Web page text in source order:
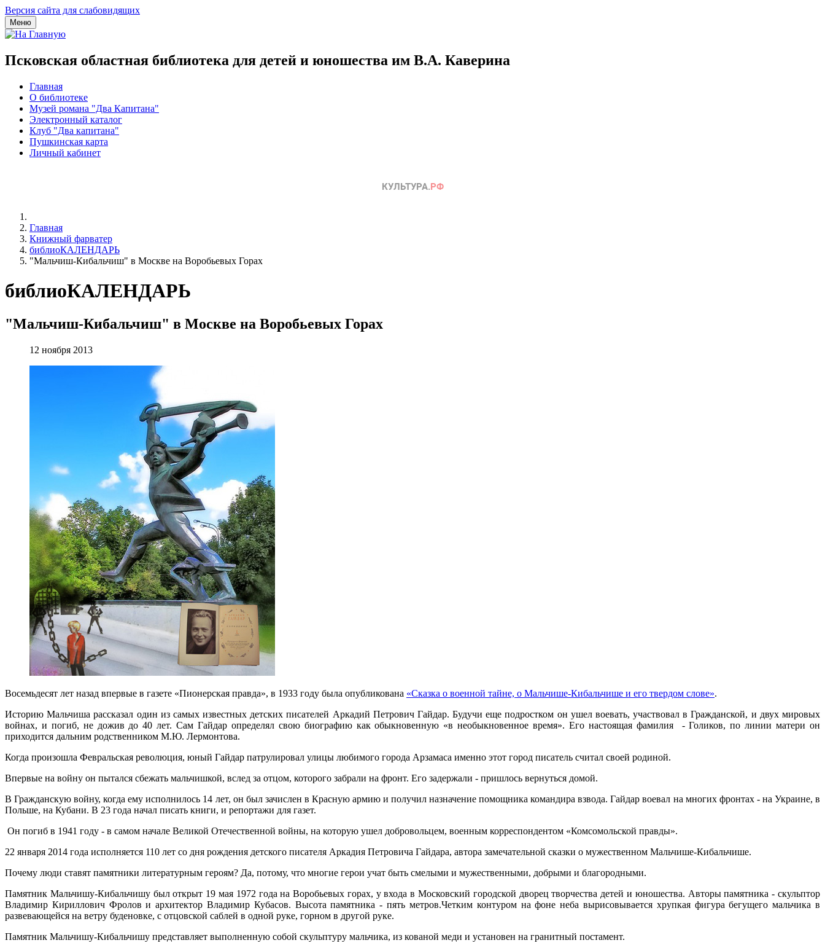
Версия сайта для слабовидящих
Меню
Псковская областная библиотека для детей и юношества им В.А. Каверина
Главная
О библиотеке
Музей романа "Два Капитана"
Электронный каталог
Клуб "Два капитана"
Пушкинская карта
Личный кабинет
Главная
Книжный фарватер
библиоКАЛЕНДАРЬ
"Мальчиш-Кибальчиш" в Москве на Воробьевых Горах
библиоКАЛЕНДАРЬ
"Мальчиш-Кибальчиш" в Москве на Воробьевых Горах
12 ноября 2013
Восемьдесят лет назад впервые в газете «Пионерская правда», в 1933 году была опубликована «Сказка о военной тайне, о Мальчише-Кибальчише и его твердом слове».
Историю Мальчиша рассказал один из самых известных детских писателей Аркадий Петрович Гайдар. Будучи еще подростком он ушел воевать, участвовал в Гражданской, и двух мировых
войнах, и погиб, не дожив до 40 лет. Сам Гайдар определял свою биографию как обыкновенную «в необыкновенное время». Его настоящая фамилия - Голиков, по линии матери он
приходится дальним родственником М.Ю. Лермонтова.
Когда произошла Февральская революция, юный Гайдар патрулировал улицы любимого города Арзамаса именно этот город писатель считал своей родиной.
Впервые на войну он пытался сбежать мальчишкой, вслед за отцом, которого забрали на фронт. Его задержали - пришлось вернуться домой.
В Гражданскую войну, когда ему исполнилось 14 лет, он был зачислен в Красную армию и получил назначение помощника командира взвода. Гайдар воевал на многих фронтах - на Украине, в
Польше, на Кубани. В 23 года начал писать книги, и репортажи для газет.
Он погиб в 1941 году - в самом начале Великой Отечественной войны, на которую ушел добровольцем, военным корреспондентом «Комсомольской правды».
22 января 2014 года исполняется 110 лет со дня рождения детского писателя Аркадия Петровича Гайдара, автора замечательной сказки о мужественном Мальчише-Кибальчише.
Почему люди ставят памятники литературным героям? Да, потому, что многие герои учат быть смелыми и мужественными, добрыми и благородными.
Памятник Мальчишу-Кибальчишу был открыт 19 мая 1972 года на Воробьевых горах, у входа в Московский городской дворец творчества детей и юношества. Авторы памятника - скульптор
Владимир Кириллович Фролов и архитектор Владимир Кубасов. Высота памятника - пять метров.Четким контуром на фоне неба вырисовывается хрупкая фигура бегущего мальчика в
развевающейся на ветру буденовке, с отцовской саблей в одной руке, горном в другой руке.
Памятник Мальчишу-Кибальчишу представляет выполненную собой скульптуру мальчика, из кованой меди и установен на гранитный постамент.